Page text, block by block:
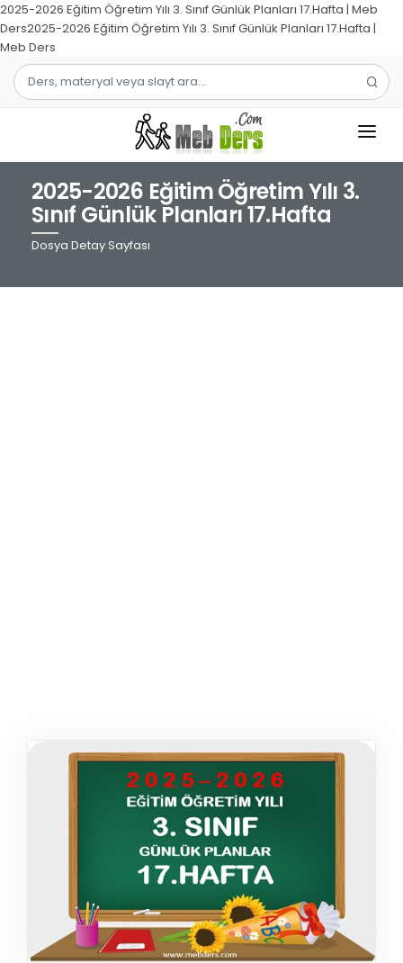
2025-2026 Eğitim Öğretim Yılı 3. Sınıf Günlük Planları 17.Hafta | Meb
Ders2025-2026 Eğitim Öğretim Yılı 3. Sınıf Günlük Planları 17.Hafta |
Meb Ders
1.SINIF
2.SINIF
2025-2026 Eğitim Öğretim Yılı 3.
Sınıf Günlük Planları 17.Hafta
Dosya Detay Sayfası